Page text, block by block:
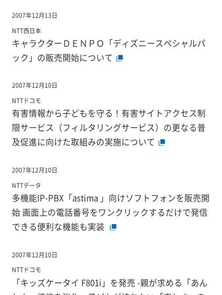
2007年12月13日
NTT西日本
キャラクターＤＥＮＰＯ「ディズニースペシャルパ
ック」の販売開始について
2007年12月10日
NTTドコモ
有害情報から子どもを守る！有害サイトアクセス制
限サービス（フィルタリングサービス）の更なる普
及促進に向けた取組みの実施について
2007年12月10日
NTTデータ
多機能IP-PBX「astima 」向けソフトフォンを販売開
始 画面上の電話番号をワンクリックするだけで発信
できる便利な機能も実装
2007年12月10日
NTTドコモ
「キッズケータイ F801i」を発売 -親が求める「あん